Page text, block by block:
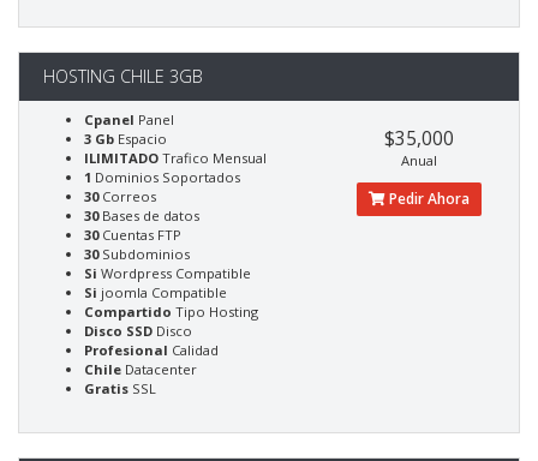
HOSTING CHILE 3GB
Cpanel Panel
3 Gb Espacio
ILIMITADO Trafico Mensual
1 Dominios Soportados
30Correos
30Bases de datos
30Cuentas FTP
30Subdominios
Si Wordpress Compatible
Si joomla Compatible
Compartido Tipo Hosting
Disco SSD Disco
Profesional Calidad
Chile Datacenter
Gratis SSL
$35,000
Anual
Pedir Ahora